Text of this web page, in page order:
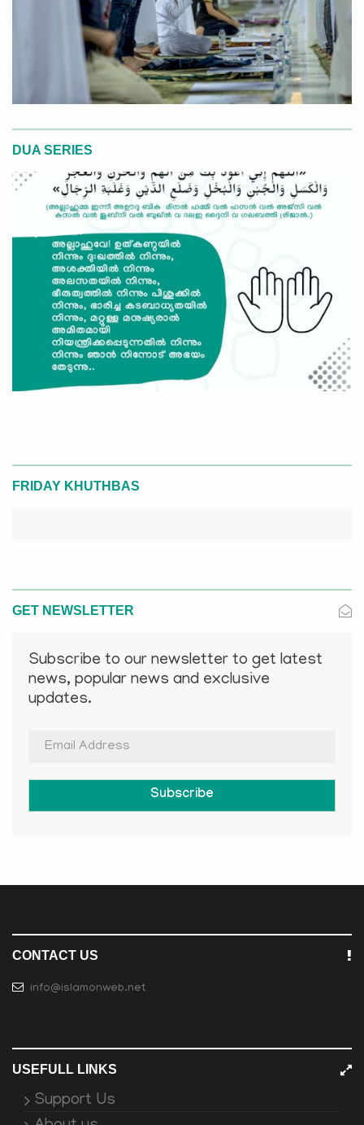
DUA SERIES
FRIDAY KHUTHBAS
GET NEWSLETTER
Subscribe to our newsletter to get latest
news, popular news and exclusive
updates.
Subscribe
CONTACT US
info@islamonweb.net
USEFULL LINKS
Support Us